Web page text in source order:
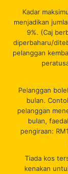
Kadar
menjadikan
9%. (Caj
diperbaharu/
pelanggan
Pelanggan
bulan.
pelanggan
bulan,
pengiraan:
Tiada kos
kenakan